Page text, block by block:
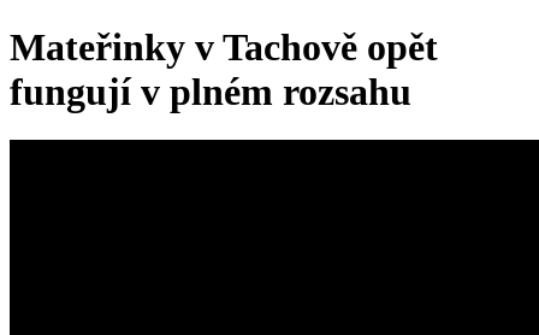
Mateřinky v Tachově opět
fungují v plném rozsahu